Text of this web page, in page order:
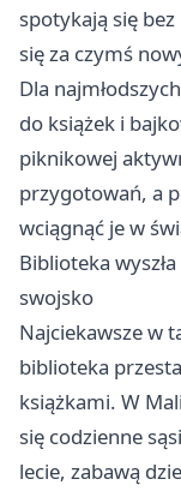
spotykają się
się za czymś
Dla
do książek i
piknikowej
przygotowań, a
wciągnąć je w
Biblioteka
swojsko
Najciekawsze w
biblioteka
książkami. W
się codzienne
lecie, zabawą